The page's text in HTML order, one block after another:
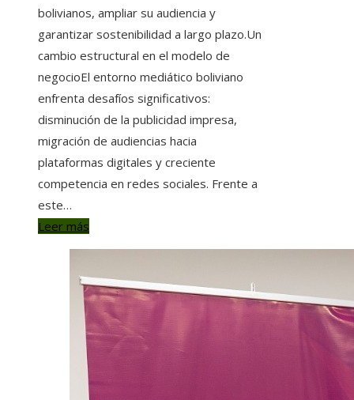
bolivianos, ampliar su audiencia y
garantizar sostenibilidad a largo plazo.Un
cambio estructural en el modelo de
negocioEl entorno mediático boliviano
enfrenta desafíos significativos:
disminución de la publicidad impresa,
migración de audiencias hacia
plataformas digitales y creciente
competencia en redes sociales. Frente a
este…
Leer más